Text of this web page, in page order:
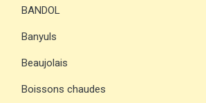
BANDOL
Banyuls
Beaujolais
Boissons chaudes